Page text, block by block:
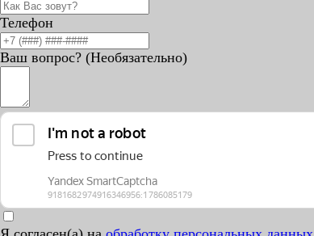
Телефон
Ваш вопрос? (Необязательно)